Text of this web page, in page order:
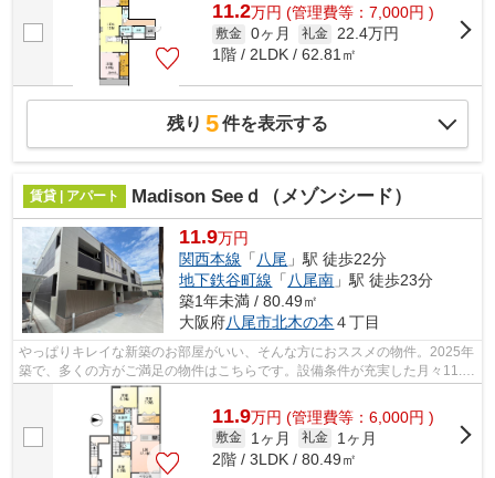
11.2万円 (管理費等：7,000円 )
敷金 0ヶ月 礼金
22.4万円
1階 / 2LDK / 62.81㎡
残り 5件を表示する
賃貸 | アパート Madison Seeｄ（メゾンシード）
11.9万円
関西本線 「八尾 」駅 徒歩22分
地下鉄谷町線 「八尾南 」駅 徒歩23分
築1年未満 / 80.49㎡
大阪府八尾市北木の本 ４丁目
やっぱりキレイな新築のお部屋がいい、そんな方におススメの物件。2025年
築で、多くの方がご満足の物件はこちらです。設備条件が充実した月々11.9
万円台のお部屋です。「Madison Seed(...
11.9万円 (管理費等：6,000円 )
敷金 1ヶ月 礼金
1ヶ月
2階 / 3LDK / 80.49㎡